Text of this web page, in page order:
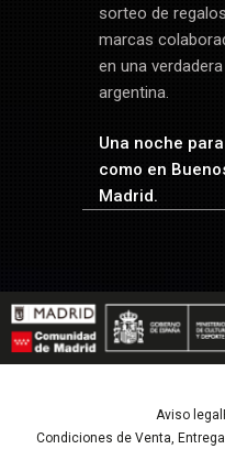
sorteo de
marcas
en una
argentina.
Una noche
como en
Madrid.
Aviso legal
Condiciones de Venta,